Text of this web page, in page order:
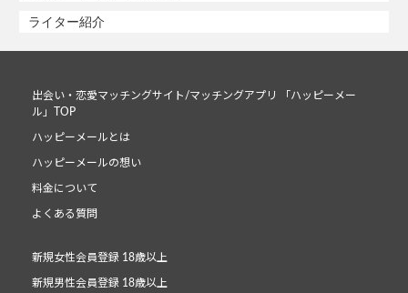
ライター紹介
出会い・恋愛マッチングサイト/マッチングアプリ 「ハッピーメー
ル」TOP
ハッピーメールとは
ハッピーメールの想い
料金について
よくある質問
新規女性会員登録 18歳以上
新規男性会員登録 18歳以上